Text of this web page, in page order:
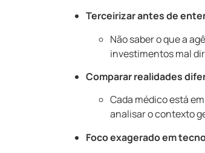
Terceirizar antes de
Não saber o que a
investimentos mal
Comparar realidades
Cada médico está
analisar o contexto
Foco exagerado em